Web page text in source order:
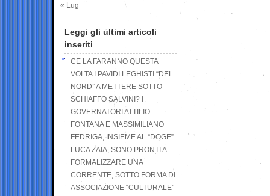
« Lug
Leggi gli ultimi articoli
inseriti
CE LA FARANNO QUESTA
VOLTA I PAVIDI LEGHISTI “DEL
NORD” A METTERE SOTTO
SCHIAFFO SALVINI? I
GOVERNATORI ATTILIO
FONTANA E MASSIMILIANO
FEDRIGA, INSIEME AL “DOGE”
LUCA ZAIA, SONO PRONTI A
FORMALIZZARE UNA
CORRENTE, SOTTO FORMA DI
ASSOCIAZIONE “CULTURALE”